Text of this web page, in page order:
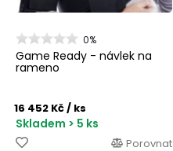
0%
Game Ready - návlek na
rameno
16 452 Kč/ ks
Skladem > 5 ks
Porovnat